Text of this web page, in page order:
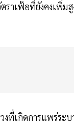
าเฟ้อที่ยังคงเพิ่ม
งที่เกิดการแพร่ร